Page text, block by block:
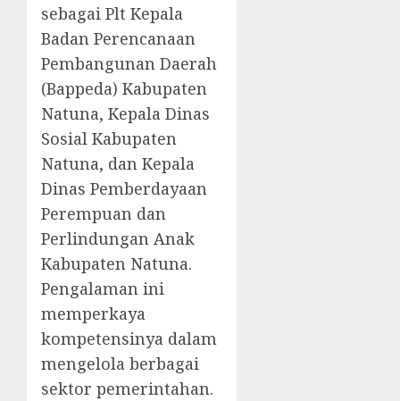
sebagai Plt Kepala
Badan Perencanaan
Pembangunan Daerah
(Bappeda) Kabupaten
Natuna, Kepala Dinas
Sosial Kabupaten
Natuna, dan Kepala
Dinas Pemberdayaan
Perempuan dan
Perlindungan Anak
Kabupaten Natuna.
Pengalaman ini
memperkaya
kompetensinya dalam
mengelola berbagai
sektor pemerintahan.